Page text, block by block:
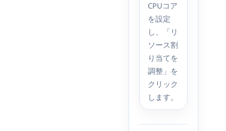
CPUコア
を設定
し、「リ
ソース割
り当てを
調整」を
クリック
します。